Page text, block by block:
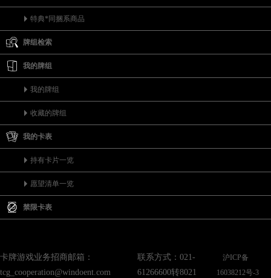
特典*同捆系商品
牌组检索
我的牌组
我的牌组
收藏的牌组
我的卡表
持有卡片一览
愿望清单一览
禁限卡表
卡牌游戏业务招商邮箱：
tcg_cooperation@windoent.com
联系方式：021-
61266600转8021
沪ICP备
16038212号-3